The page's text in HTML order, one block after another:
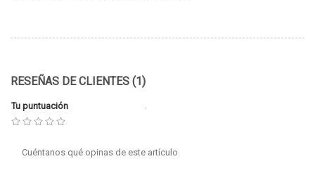
RESEÑAS DE CLIENTES (1)
Tu puntuación